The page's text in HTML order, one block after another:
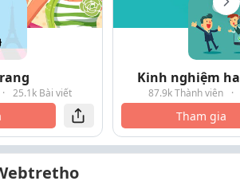
· 25.1k Bài viết
Kinh nghiệm
87.9k Thành viên ·
Tham gia